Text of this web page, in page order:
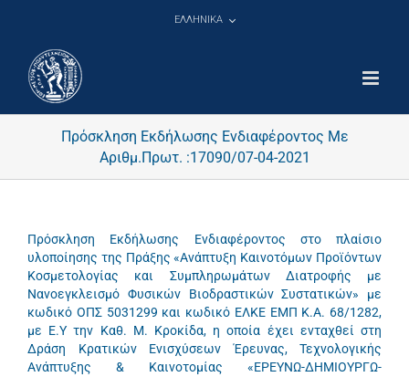
ΕΛΛΗΝΙΚΑ
Πρόσκληση Εκδήλωσης Ενδιαφέροντος Με
Αριθμ.Πρωτ. :17090/07-04-2021
Πρόσκληση Εκδήλωσης Ενδιαφέροντος στο πλαίσιο
υλοποίησης της Πράξης «Ανάπτυξη Καινοτόμων Προϊόντων
Κοσμετολογίας και Συμπληρωμάτων Διατροφής με
Νανοεγκλεισμό Φυσικών Βιοδραστικών Συστατικών» με
κωδικό ΟΠΣ 5031299 και κωδικό ΕΛΚΕ ΕΜΠ Κ.Α. 68/1282,
με Ε.Υ την Καθ. Μ. Κροκίδα, η οποία έχει ενταχθεί στη
Δράση Κρατικών Ενισχύσεων Έρευνας, Τεχνολογικής
Ανάπτυξης & Καινοτομίας «ΕΡΕΥΝΩ-ΔΗΜΙΟΥΡΓΩ-